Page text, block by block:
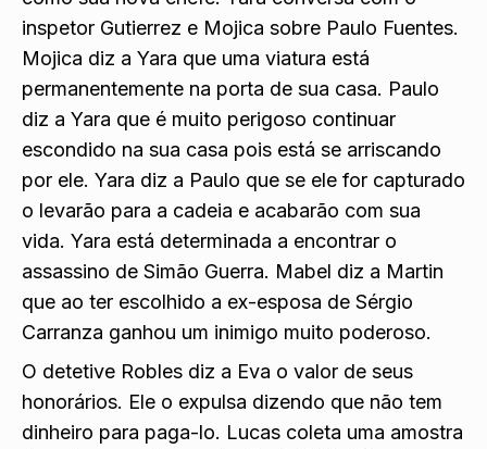
inspetor Gutierrez e Mojica sobre Paulo Fuentes.
Mojica diz a Yara que uma viatura está
permanentemente na porta de sua casa. Paulo
diz a Yara que é muito perigoso continuar
escondido na sua casa pois está se arriscando
por ele. Yara diz a Paulo que se ele for capturado
o levarão para a cadeia e acabarão com sua
vida. Yara está determinada a encontrar o
assassino de Simão Guerra. Mabel diz a Martin
que ao ter escolhido a ex-esposa de Sérgio
Carranza ganhou um inimigo muito poderoso.
O detetive Robles diz a Eva o valor de seus
honorários. Ele o expulsa dizendo que não tem
dinheiro para paga-lo. Lucas coleta uma amostra